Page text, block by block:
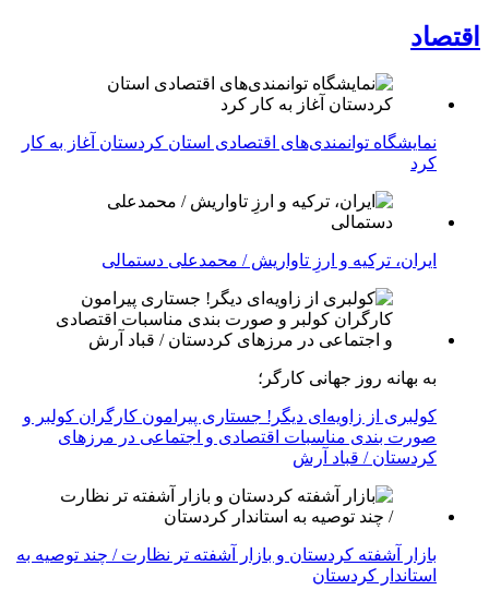
اقتصاد
نمایشگاه توانمندی‌های اقتصادی استان کردستان آغاز به کار
کرد
ایران، ترکیه و ارزِ تاواریش / محمدعلی دستمالی
به بهانه روز جهانی کارگر؛
کولبری از زاویه‌ای دیگر! جستاری پیرامون کارگران کولبر و
صورت بندی مناسبات اقتصادی و اجتماعی در مرزهای
کردستان / قباد آرش
بازار آشفته کردستان و بازار آشفته­ تر نظارت / چند توصیه به
استاندار کردستان